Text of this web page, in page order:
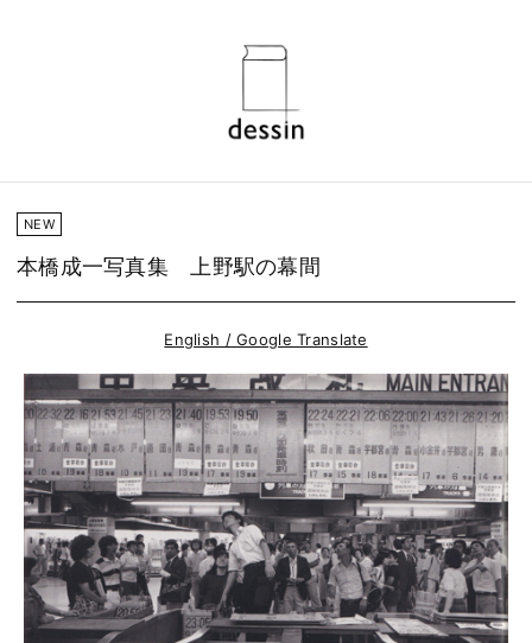
NEW
本橋成一写真集 上野駅の幕間
English / Google Translate